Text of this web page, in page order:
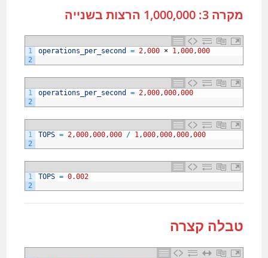
מקרה 3: 1,000,000 הרצות בשנייה
1
2
operations_per_second = 2,000 × 1,000,000
1
2
operations_per_second = 2,000,000,000
1
2
TOPS = 2,000,000,000 / 1,000,000,000,000
1
2
TOPS = 0.002
טבלה קצרה